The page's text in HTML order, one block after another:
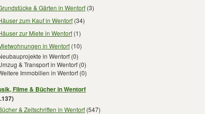
& Gärten in Wentorf (3)
zum Kauf in Wentorf (34)
zur Miete in Wentorf (1)
in Wentorf (10)
in Wentorf (0)
& Transport in Wentorf (0)
Immobilien in Wentorf (0)
Filme & Bücher in Wentorf
& Zeitschriften in Wentorf (547)